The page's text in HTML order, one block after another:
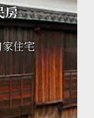
房
住宅